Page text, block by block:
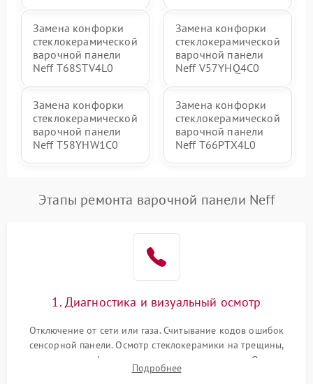
Замена конфорки
стеклокерамической
варочной панели
Neff T68STV4L0
Замена конфорки
стеклокерамической
варочной панели
Neff V57YHQ4C0
Замена конфорки
стеклокерамической
варочной панели
Neff T58YHW1C0
Замена конфорки
стеклокерамической
варочной панели
Neff T66PTX4L0
Этапы ремонта варочной панели Neff
1. Диагностика и визуальный осмотр
Отключение от сети или газа. Считывание кодов ошибок
сенсорной панели. Осмотр стеклокерамики на трещины,
проверка конфорок на равномерность нагрева. Опрос
клиента о симптомах (не включается, не видит посуду,
Подробнее